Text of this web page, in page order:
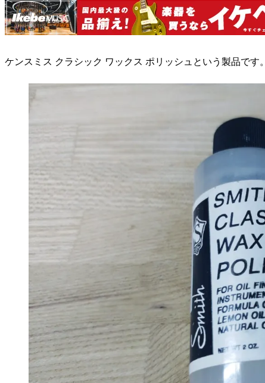
ケンスミス クラシック ワックス ポリッシュという製品です。